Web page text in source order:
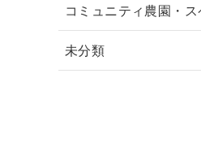
コミュニティ農園・ス
未分類